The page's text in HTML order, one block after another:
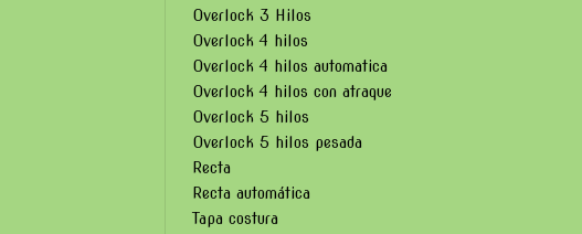
Overlock 3 Hilos
Overlock 4 hilos
Overlock 4 hilos automatica
Overlock 4 hilos con atraque
Overlock 5 hilos
Overlock 5 hilos pesada
Recta
Recta automática
Tapa costura